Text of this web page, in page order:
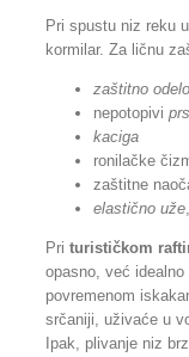
Pri spustu niz reku
kormilar. Za ličnu
zaštitno odelo
nepotopivi
kaciga
ronilačke
zaštitne
elastično uže
Pri turističkom
opasno, već
povremenom
srčaniji, uživaće u
Ipak, plivanje niz